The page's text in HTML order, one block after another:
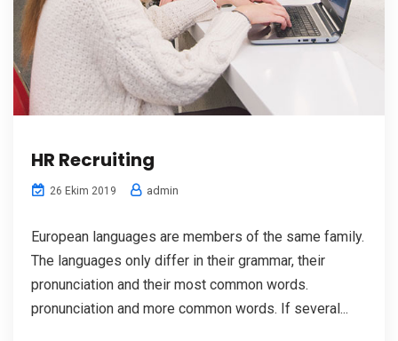
HR Recruiting
26 Ekim 2019 admin
European languages are members of the same family.
The languages only differ in their grammar, their
pronunciation and their most common words.
pronunciation and more common words. If several...